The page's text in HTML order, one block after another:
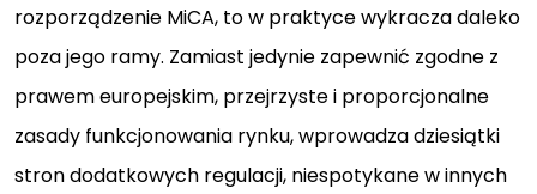
rozporządzenie MiCA, to w praktyce wykracza daleko
poza jego ramy. Zamiast jedynie zapewnić zgodne z
prawem europejskim, przejrzyste i proporcjonalne
zasady funkcjonowania rynku, wprowadza dziesiątki
stron dodatkowych regulacji, niespotykane w innych